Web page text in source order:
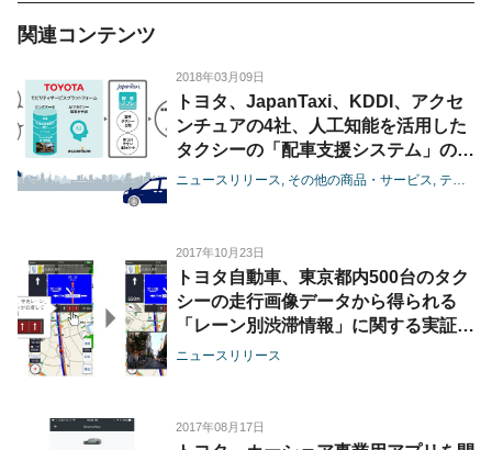
関連コンテンツ
2018年03月09日
トヨタ、JapanTaxi、KDDI、アクセ
ンチュアの4社、人工知能を活用した
タクシーの「配車支援システム」の試
験導入を開始
ニュースリリース その他の商品・サービス テクノロジー
2017年10月23日
トヨタ自動車、東京都内500台のタク
シーの走行画像データから得られる
「レーン別渋滞情報」に関する実証実
験を開始
ニュースリリース
2017年08月17日